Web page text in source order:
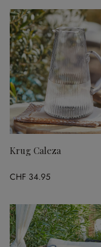
Krug Caleza
CHF 34.95